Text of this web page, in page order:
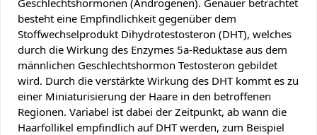
Geschlechtshormonen (Androgenen). Genauer betrachtet
besteht eine Empfindlichkeit gegenüber dem
Stoffwechselprodukt Dihydrotestosteron (DHT), welches
durch die Wirkung des Enzymes 5a-Reduktase aus dem
männlichen Geschlechtshormon Testosteron gebildet
wird. Durch die verstärkte Wirkung des DHT kommt es zu
einer Miniaturisierung der Haare in den betroffenen
Regionen. Variabel ist dabei der Zeitpunkt, ab wann die
Haarfollikel empfindlich auf DHT werden, zum Beispiel